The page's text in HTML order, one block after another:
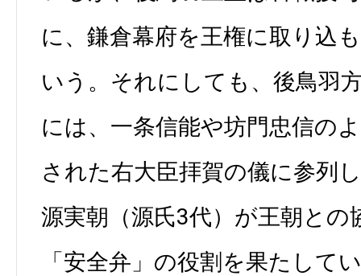
に、鎌倉幕府を王権に取り込
いう。それにしても、後鳥羽
には、一条信能や坊門忠信の
された右大臣拝賀の儀に参列
源実朝（源氏3代）が王朝との
「安全弁」の役割を果たして